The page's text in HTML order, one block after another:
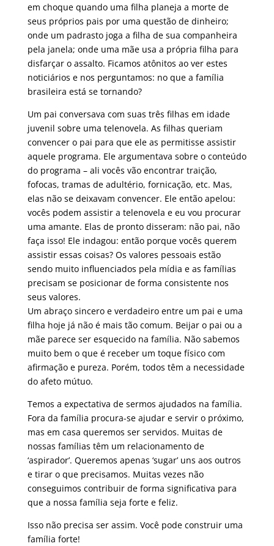
em choque quando uma filha planeja a morte de
seus próprios pais por uma questão de dinheiro;
onde um padrasto joga a filha de sua companheira
pela janela; onde uma mãe usa a própria filha para
disfarçar o assalto. Ficamos atônitos ao ver estes
noticiários e nos perguntamos: no que a família
brasileira está se tornando?
Um pai conversava com suas três filhas em idade
juvenil sobre uma telenovela. As filhas queriam
convencer o pai para que ele as permitisse assistir
aquele programa. Ele argumentava sobre o conteúdo
do programa – ali vocês vão encontrar traição,
fofocas, tramas de adultério, fornicação, etc. Mas,
elas não se deixavam convencer. Ele então apelou:
vocês podem assistir a telenovela e eu vou procurar
uma amante. Elas de pronto disseram: não pai, não
faça isso! Ele indagou: então porque vocês querem
assistir essas coisas? Os valores pessoais estão
sendo muito influenciados pela mídia e as famílias
precisam se posicionar de forma consistente nos
seus valores.
Um abraço sincero e verdadeiro entre um pai e uma
filha hoje já não é mais tão comum. Beijar o pai ou a
mãe parece ser esquecido na família. Não sabemos
muito bem o que é receber um toque físico com
afirmação e pureza. Porém, todos têm a necessidade
do afeto mútuo.
Temos a expectativa de sermos ajudados na família.
Fora da família procura-se ajudar e servir o próximo,
mas em casa queremos ser servidos. Muitas de
nossas famílias têm um relacionamento de
‘aspirador’. Queremos apenas ‘sugar’ uns aos outros
e tirar o que precisamos. Muitas vezes não
conseguimos contribuir de forma significativa para
que a nossa família seja forte e feliz.
Isso não precisa ser assim. Você pode construir uma
família forte!